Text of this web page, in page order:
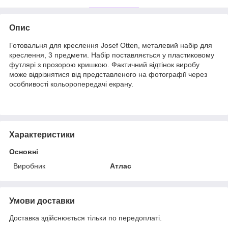
Опис
Готовальня для креслення Josef Otten, металевий набір для
креслення, 3 предмети. Набір поставляється у пластиковому
футлярі з прозорою кришкою. Фактичний відтінок виробу
може відрізнятися від представленого на фотографії через
особливості кольоропередачі екрану.
Характеристики
Основні
Виробник
Атлас
Умови доставки
Доставка здійснюється тільки по передоплаті.